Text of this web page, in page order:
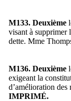
M133. Deuxième
visant à supprimer
dette. Mme
M136. Deuxième
exigeant la
d’amélioration
IMPRIMÉ.